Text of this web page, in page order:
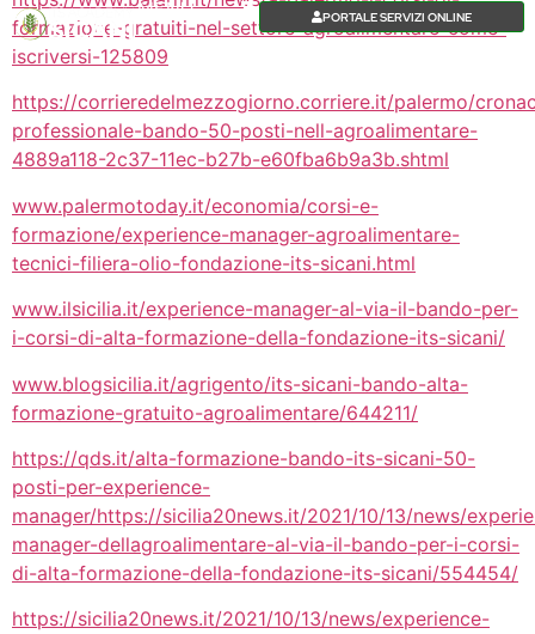
MENU PORTALE SERVIZI ONLINE
formazione-gratuiti-nel-settore-agroalimentare-come-
iscriversi-125809
https://corrieredelmezzogiorno.corriere.it/palermo/
professionale-bando-50-posti-nell-agroalimentare-
4889a118-2c37-11ec-b27b-e60fba6b9a3b.shtml
www.palermotoday.it/economia/corsi-e-
formazione/experience-manager-agroalimentare-
tecnici-filiera-olio-fondazione-its-sicani.html
www.ilsicilia.it/experience-manager-al-via-il-bando-per-
i-corsi-di-alta-formazione-della-fondazione-its-sicani/
www.blogsicilia.it/agrigento/its-sicani-bando-alta-
formazione-gratuito-agroalimentare/644211/
https://qds.it/alta-formazione-bando-its-sicani-50-
posti-per-experience-
manager/https://sicilia20news.it/2021/10/13/news/
manager-dellagroalimentare-al-via-il-bando-per-i-corsi-
di-alta-formazione-della-fondazione-its-sicani/554454/
https://sicilia20news.it/2021/10/13/news/experience-